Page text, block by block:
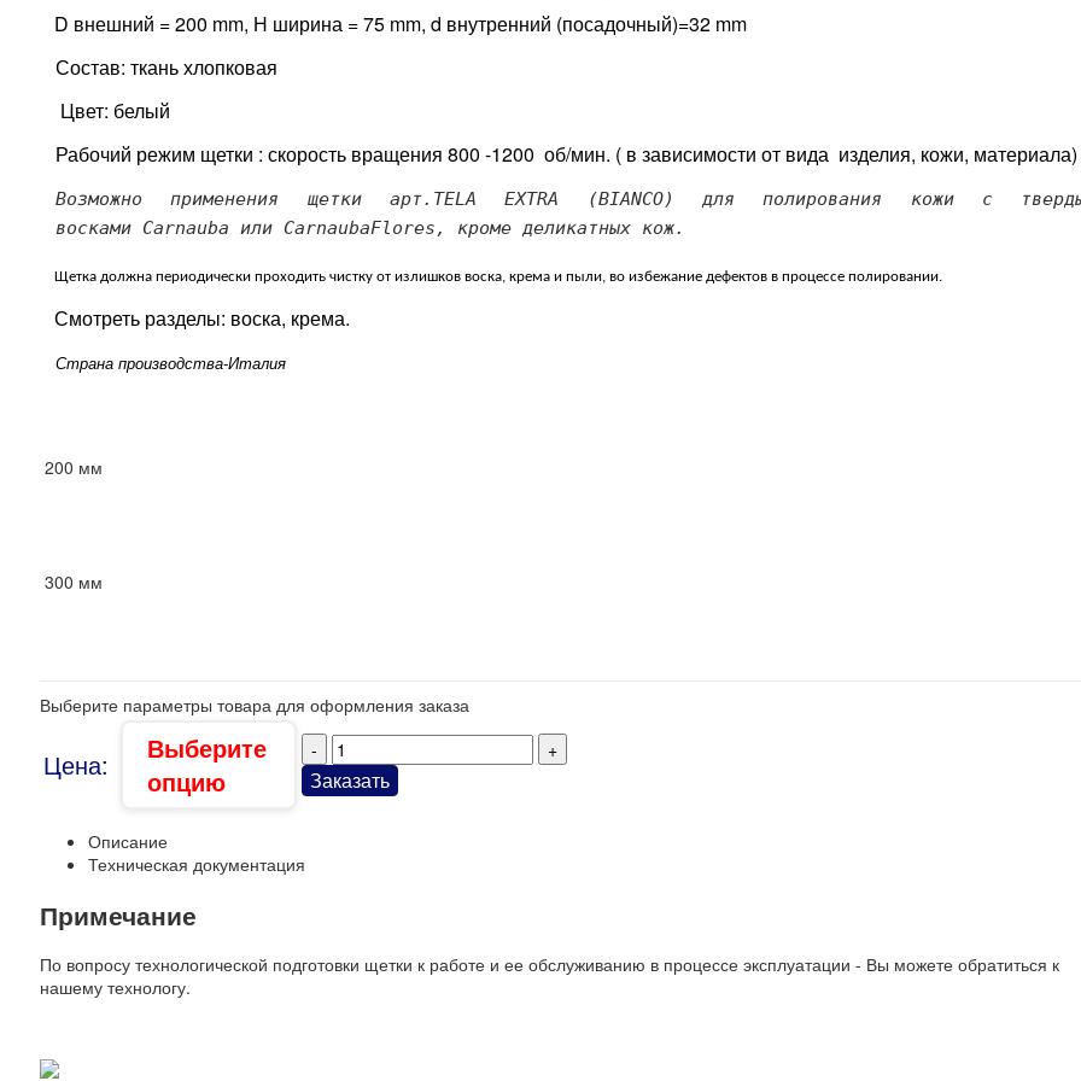
D внешний = 200 mm, Н ширина = 75 mm, d внутренний (посадочный)=32 mm
Состав: ткань хлопковая
Цвет: белый
Рабочий режим щетки : скорость вращения 800 -1200 об/мин. ( в зависимости от вида изделия, кожи, материала)
Возможно применения щетки арт.TELA EXTRA (BIANCO) для полирования кожи с
восками Carnauba или CarnaubaFlores, кроме деликатных кож.
Щетка должна периодически проходить чистку от излишков воска, крема и пыли, во избежание дефектов в процессе полировании.
Смотреть разделы: воска, крема.
Страна производства-Италия
200 мм
300 мм
Выберите параметры товара для оформления заказа
Цена:
Выберите
опцию
Заказать
Описание
Техническая документация
Примечание
По вопросу технологической подготовки щетки к работе и ее обслуживанию в процессе эксплуатации - Вы можете обратиться к
нашему технологу.